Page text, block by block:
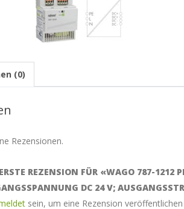
(0)
Rezensionen.
REZENSION FÜR «WAGO 787-1212
DC 24 V;
sein, um eine Rezension